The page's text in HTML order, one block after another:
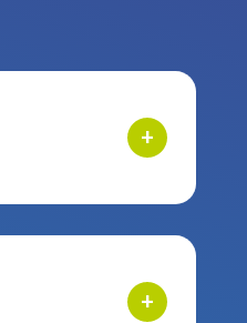
+
bouton
+
bouton